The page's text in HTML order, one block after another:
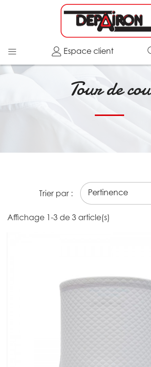
Espace client
Tour de cou
Trier par : Pertinence
Affichage 1-3 de 3 article(s)